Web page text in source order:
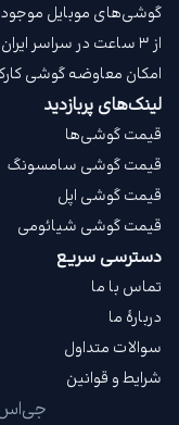
گوشی‌های موبایل موجود
از ۳ ساعت در سراسر
امکان معاوضه گوشی
لینک‌های پربازدید
قیمت گوشی‌ها
قیمت گوشی سامسونگ
قیمت گوشی اپل
قیمت گوشی شیائومی
دسترسی سریع
تماس با ما
دربارهٔ ما
سوالات متداول
شرایط و قوانین